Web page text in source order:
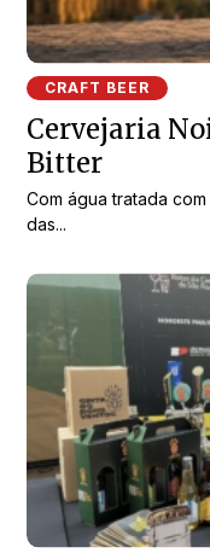
CRAFT BEER
Cervejaria
Bitter
Com água tratada
das...